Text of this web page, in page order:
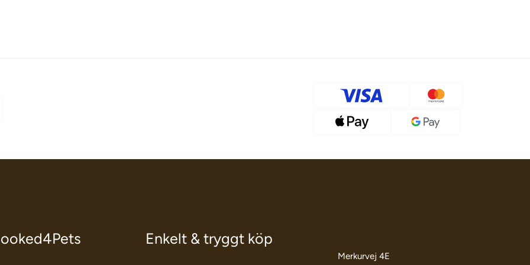
Enkelt & tryggt köp
Merkurvej 4E